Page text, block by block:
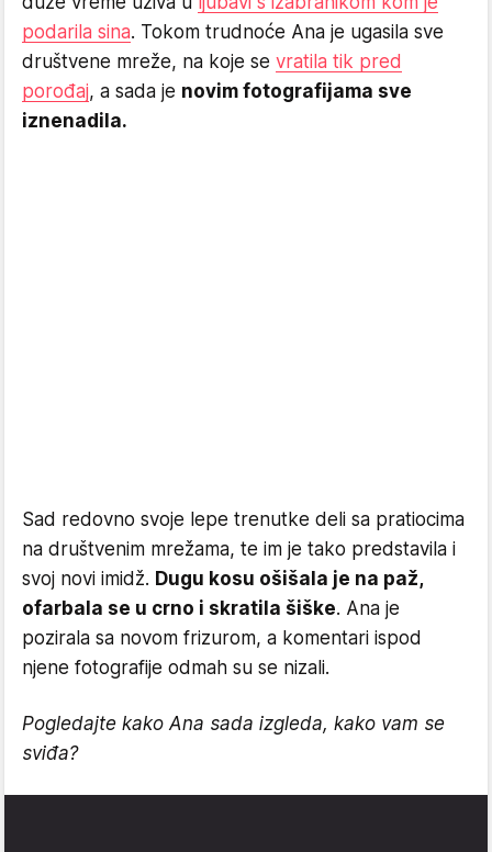
podarila sina. Tokom trudnoće Ana je ugasila sve
društvene mreže, na koje se vratila tik pred
porođaj, a sada je novim fotografijama sve
iznenadila.
Sad redovno svoje lepe trenutke deli sa pratiocima
na društvenim mrežama, te im je tako predstavila i
svoj novi imidž. Dugu kosu ošišala je na paž,
ofarbala se u crno i skratila šiške. Ana je
pozirala sa novom frizurom, a komentari ispod
njene fotografije odmah su se nizali.
Pogledajte kako Ana sada izgleda, kako vam se
sviđa?